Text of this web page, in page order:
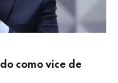
como vice de